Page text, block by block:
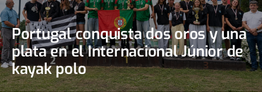
Portugal conquista dos oros y una
plata en el Internacional Júnior de
kayak polo